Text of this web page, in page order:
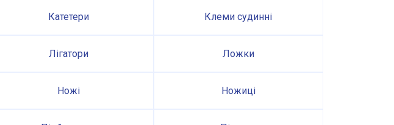
Катетери Клеми судинні
Лігатори Ложки
Ножі Ножиці